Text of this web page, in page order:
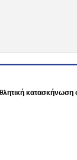
κατασκήνωση